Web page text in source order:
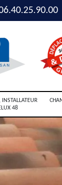
INSTALLATEUR
48